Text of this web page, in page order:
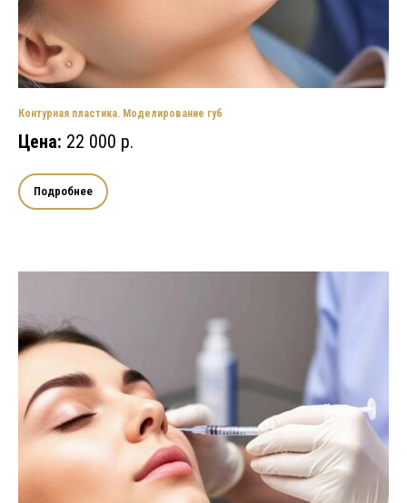
Контурная пластика. Моделирование губ
Цена: 22 000 р.
Подробнее